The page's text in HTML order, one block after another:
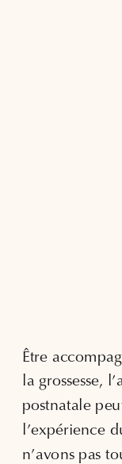
Être
la grossesse,
postnatale
l’expérience
n’avons pas